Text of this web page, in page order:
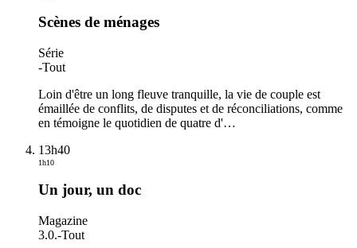
Scènes de ménages
Série
-Tout
Loin d'être un long fleuve tranquille, la vie de couple est
émaillée de conflits, de disputes et de réconciliations, comme
en témoigne le quotidien de quatre d'…
13h40
1h10
Un jour, un doc
Magazine
3.0.-Tout